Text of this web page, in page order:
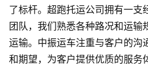
了标杆。超跑托运公司拥有一支
团队，我们熟悉各种路况和运输
运输。中振运车注重与客户的沟
和期望，为客户提供优质的服务